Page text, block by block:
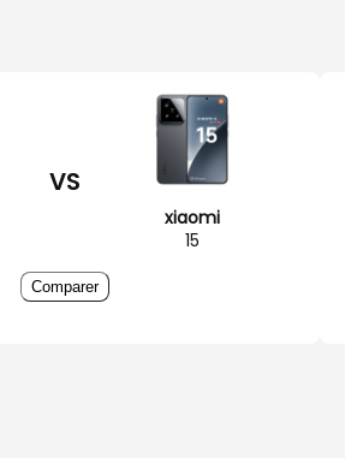
VS
xiaomi
15
Comparer